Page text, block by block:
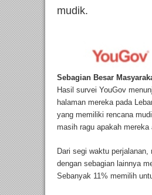
mudik.
Sebagian Besar
Hasil survei YouGov
halaman mereka pada
yang memiliki rencana
masih ragu apakah
Dari segi waktu
dengan sebagian lainnya
Sebanyak 11% memilih